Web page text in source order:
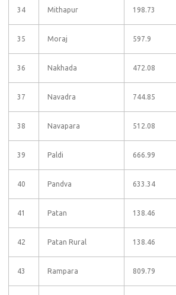
34 Mithapur 198.73
35 Moraj 597.9
36 Nakhada 472.08
37 Navadra 744.85
38 Navapara 512.08
39 Paldi 666.99
40 Pandva 633.34
41 Patan 138.46
42 Patan Rural 138.46
43 Rampara 809.79